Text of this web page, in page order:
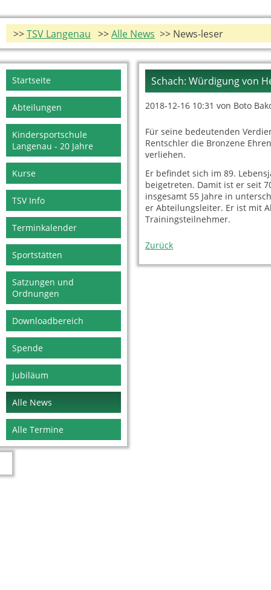
>>TSV Langenau >>Alle News >> News-leser
Schach: Würdigung von
2018-12-16 10:31 von Boto
Für seine bedeutenden
Rentschler die Bronzene
verliehen.
Er befindet sich im 89.
beigetreten. Damit ist er seit
insgesamt 55 Jahre in
er Abteilungsleiter. Er ist mit
Trainingsteilnehmer.
Zurück
Navigation
überspringen
Startseite
Abteilungen
Kindersportschule
Langenau - 20 Jahre
Kurse
TSV Info
Terminkalender
Sportstätten
Satzungen und
Ordnungen
Downloadbereich
Spende
Jubiläum
Alle News
Alle Termine